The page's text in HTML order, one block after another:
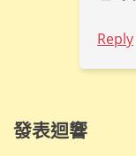
Reply
發表迴響